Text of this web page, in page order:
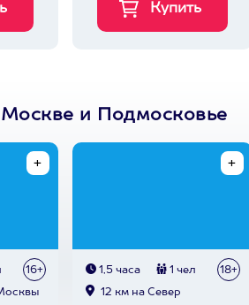
и Подмосковье
16+ 1,5 часа 1 чел 18+
12 км на Север